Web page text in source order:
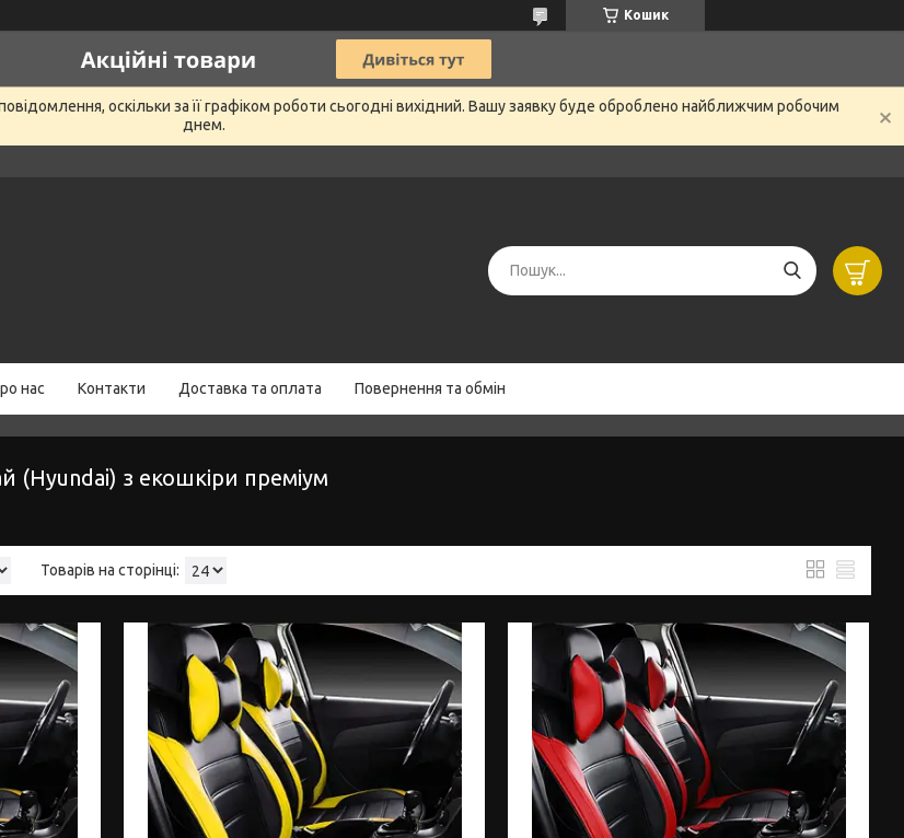
Кошик
оскільки за її графіком роботи сьогодні вихідний. Вашу заявку буде оброблено найближчим робочим
днем.
нас Контакти Доставка та оплата Повернення та обмін
(Hyundai) з екошкіри преміум